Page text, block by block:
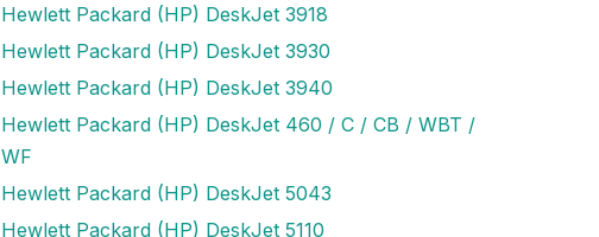
Hewlett Packard (HP) DeskJet 3918
Hewlett Packard (HP) DeskJet 3930
Hewlett Packard (HP) DeskJet 3940
Hewlett Packard (HP) DeskJet 460 / C / CB / WBT /
WF
Hewlett Packard (HP) DeskJet 5043
Hewlett Packard (HP) DeskJet 5110